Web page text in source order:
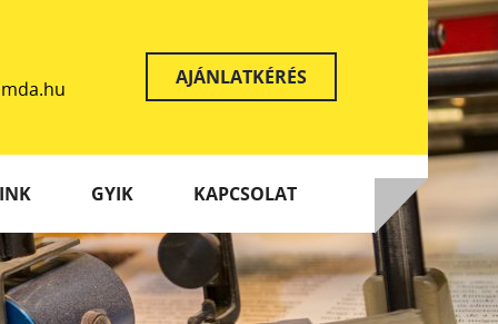
AJÁNLATKÉRÉS
GYIK KAPCSOLAT